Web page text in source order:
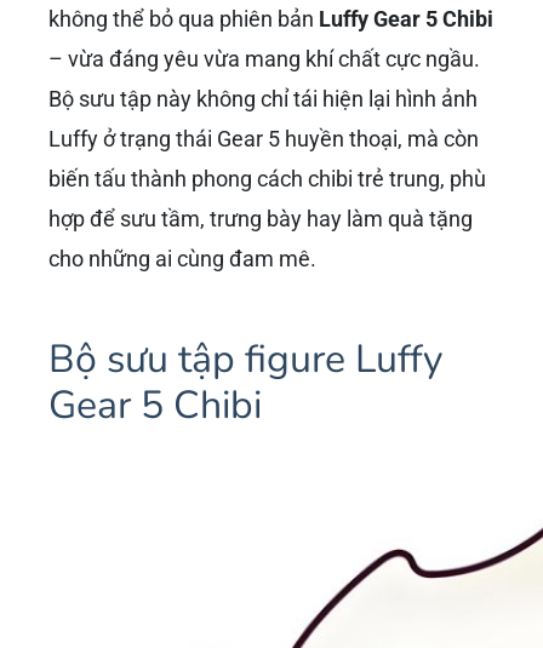
không thể bỏ qua phiên bản Luffy Gear 5 Chibi
– vừa đáng yêu vừa mang khí chất cực ngầu.
Bộ sưu tập này không chỉ tái hiện lại hình ảnh
Luffy ở trạng thái Gear 5 huyền thoại, mà còn
biến tấu thành phong cách chibi trẻ trung, phù
hợp để sưu tầm, trưng bày hay làm quà tặng
cho những ai cùng đam mê.
Bộ sưu tập figure Luffy
Gear 5 Chibi